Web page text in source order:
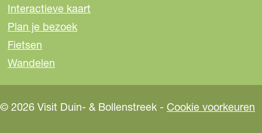
Interactieve kaart
Plan je bezoek
Fietsen
Wandelen
© 2026 Visit Duin- & Bollenstreek - Cookie voorkeuren